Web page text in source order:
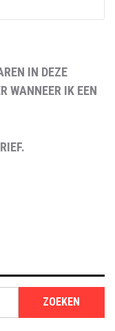
IN DEZE
WANNEER IK EEN
ZOEKEN